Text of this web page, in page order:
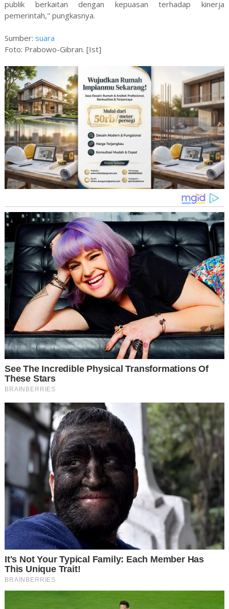
publik berkaitan dengan kepuasan terhadap kinerja
pemerintah," pungkasnya.
Sumber: suara
Foto: Prabowo-Gibran. [Ist]